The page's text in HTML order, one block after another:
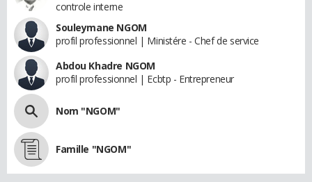
controle interne
Souleymane NGOM
profil professionnel | Ministére - Chef de service
Abdou Khadre NGOM
profil professionnel | Ecbtp - Entrepreneur
Nom "NGOM"
Famille "NGOM"